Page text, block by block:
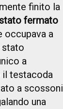
finito la
fermato
occupava a
stato
a
il testacoda
a scossoni
una